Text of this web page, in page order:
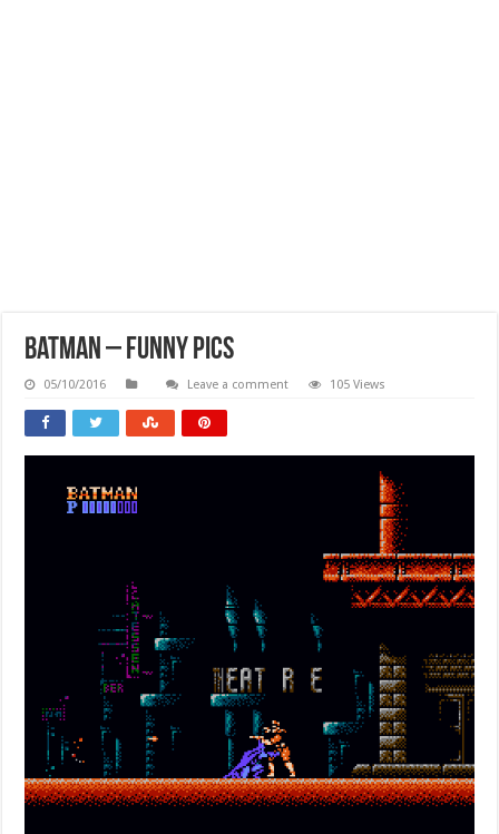
Batman – Funny Pics
05/10/2016 Leave a comment 105 Views